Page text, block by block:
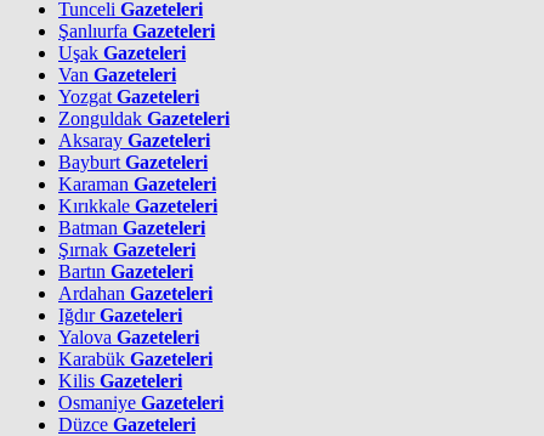
Tunceli Gazeteleri
Şanlıurfa Gazeteleri
Uşak Gazeteleri
Van Gazeteleri
Yozgat Gazeteleri
Zonguldak Gazeteleri
Aksaray Gazeteleri
Bayburt Gazeteleri
Karaman Gazeteleri
Kırıkkale Gazeteleri
Batman Gazeteleri
Şırnak Gazeteleri
Bartın Gazeteleri
Ardahan Gazeteleri
IğdırGazeteleri
Yalova Gazeteleri
Karabük Gazeteleri
Kilis Gazeteleri
Osmaniye Gazeteleri
Düzce Gazeteleri